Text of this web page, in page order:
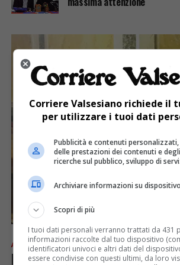
ATTUALITÀ 7 anni fa
L’onorevole Tiramani ha
Corriere Valsesiano richiede il
per utilizzare i tuoi dati
Pubblicità e contenuti
delle prestazioni dei contenuti e
ricerche sul pubblico, sviluppo di
Archiviare informazioni su
Scopri di più
I tuoi dati personali verranno trattati da 431
informazioni raccolte dal tuo dispositivo
identificatori univoci e altri dati del
essere condivise con questi ultimi, da loro